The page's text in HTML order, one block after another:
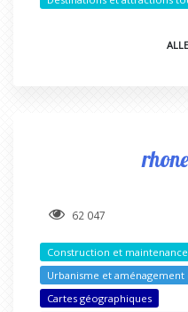
62 047
Construction et
Urbanisme et
Cartes géographiques